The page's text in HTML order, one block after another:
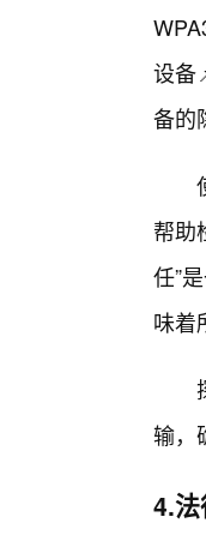
设备
备的
帮助
任”
味着
输，
4.